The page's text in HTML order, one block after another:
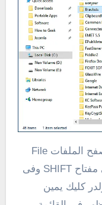
كل ما عليك القيام به هو تشغيل متصفح الملفات File
Explorer ثم تقوم بالنقر مطولاً على مفتاح SHIFT وفى
كليك يمين